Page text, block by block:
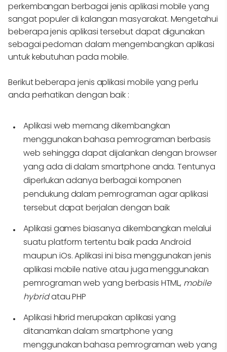
perkembangan berbagai jenis aplikasi mobile yang
sangat populer di kalangan masyarakat. Mengetahui
beberapa jenis aplikasi tersebut dapat digunakan
sebagai pedoman dalam mengembangkan aplikasi
untuk kebutuhan pada mobile.
Berikut beberapa jenis aplikasi mobile yang perlu
anda perhatikan dengan baik :
Aplikasi web memang dikembangkan
menggunakan bahasa pemrograman berbasis
web sehingga dapat dijalankan dengan browser
yang ada di dalam smartphone anda. Tentunya
diperlukan adanya berbagai komponen
pendukung dalam pemrograman agar aplikasi
tersebut dapat berjalan dengan baik
Aplikasi games biasanya dikembangkan melalui
suatu platform tertentu baik pada Android
maupun iOs. Aplikasi ini bisa menggunakan jenis
aplikasi mobile native atau juga menggunakan
pemrograman web yang berbasis HTML, mobile
hybridatau PHP
Aplikasi hibrid merupakan aplikasi yang
ditanamkan dalam smartphone yang
menggunakan bahasa pemrograman web yang